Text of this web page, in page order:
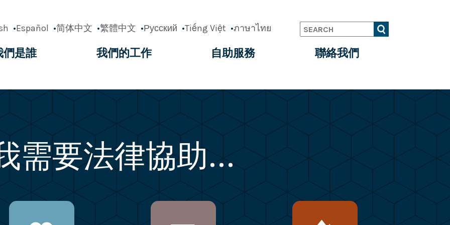
Español 简体中文 繁體中文 Русский Tiếng Việt ภาษาไทย Search
們是誰 我們的工作 自助服務 聯絡我們
需要法律協助...